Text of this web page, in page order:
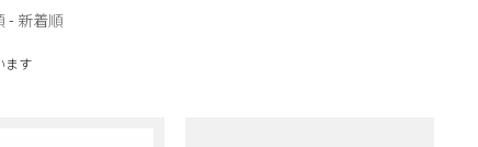
- 新着順
ます